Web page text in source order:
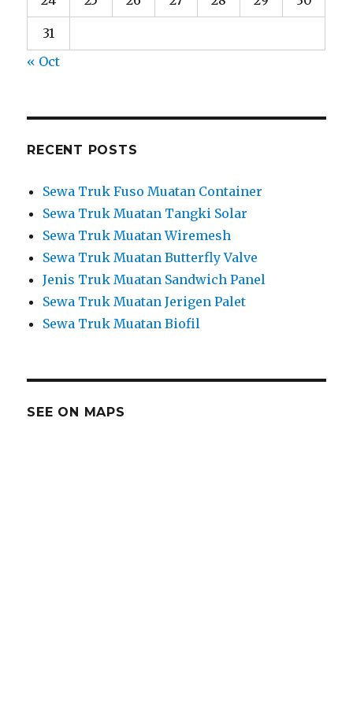
31
« Oct
RECENT POSTS
Sewa Truk Fuso Muatan Container
Sewa Truk Muatan Tangki Solar
Sewa Truk Muatan Wiremesh
Sewa Truk Muatan Butterfly Valve
Jenis Truk Muatan Sandwich Panel
Sewa Truk Muatan Jerigen Palet
Sewa Truk Muatan Biofil
SEE ON MAPS